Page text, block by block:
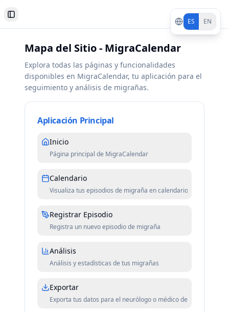
Toggle Sidebar
Mapa del Sitio - MigraCalendar
Explora todas las páginas y funcionalidades
disponibles en MigraCalendar, tu aplicación para el
seguimiento y análisis de migrañas.
Aplicación Principal
Inicio
Página principal de MigraCalendar
Calendario
Visualiza tus episodios de migraña en calendario
Registrar Episodio
Registra un nuevo episodio de migraña
Análisis
Análisis y estadísticas de tus migrañas
Exportar
Exporta tus datos para el neurólogo o médico de familia
ES EN